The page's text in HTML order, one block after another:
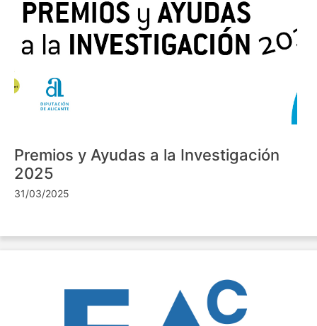
Premios y Ayudas a la Investigación
2025
31/03/2025